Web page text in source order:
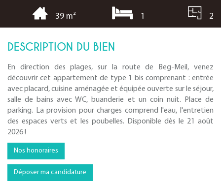
39 m² 1 2
DESCRIPTION DU BIEN
En direction des plages, sur la route de Beg-Meil, venez
découvrir cet appartement de type 1 bis comprenant : entrée
avec placard, cuisine aménagée et équipée ouverte sur le séjour,
salle de bains avec WC, buanderie et un coin nuit. Place de
parking. La provision pour charges comprend l'eau, l'entretien
des espaces verts et les poubelles. Disponible dès le 21 août
2026 !
Nos honoraires
Déposer ma candidature